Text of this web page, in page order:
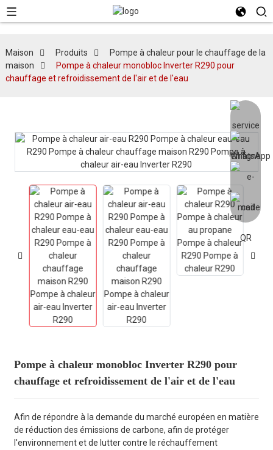
Maison Produits
Pompe à chaleur pour le chauffage de la
maison
Pompe à chaleur monobloc Inverter R290 pour
chauffage et refroidissement de l'air et de l'eau
Pompe à chaleur monobloc Inverter R290 pour
chauffage et refroidissement de l'air et de l'eau
Afin de répondre à la demande du marché européen en matière
de réduction des émissions de carbone, afin de protéger
l'environnement et de lutter contre le réchauffement